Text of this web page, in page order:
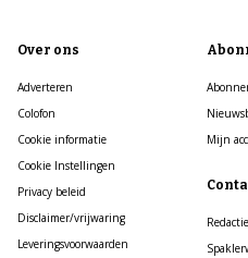
Over ons
Adverteren
Colofon
Cookie informatie
Cookie Instellingen
Privacy beleid
Disclaimer/vrijwaring
Leveringsvoorwaarden
Mijn
Redactie